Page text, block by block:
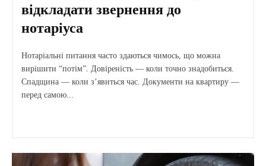
відкладати звернення до
нотаріуса
Нотаріальні питання часто здаються чимось, що можна
вирішити “потім”. Довіреність — коли точно знадобиться.
Спадщина — коли з’явиться час. Документи на квартиру —
перед самою...